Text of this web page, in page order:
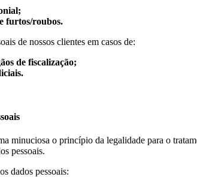
furtos/roubos.
de nossos clientes em casos de:
de fiscalização;
minuciosa o princípio da legalidade para o
pessoais.
dados pessoais: